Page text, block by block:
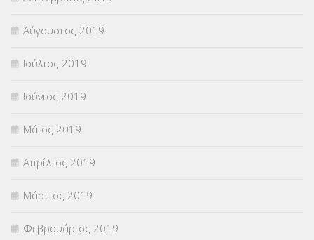
Αύγουστος 2019
Ιούλιος 2019
Ιούνιος 2019
Μάιος 2019
Απρίλιος 2019
Μάρτιος 2019
Φεβρουάριος 2019